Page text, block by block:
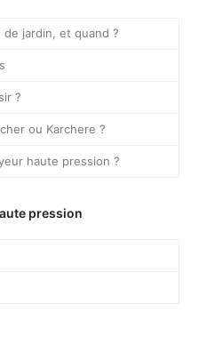
jardin, et quand ?
?
ou Karchere ?
haute pression ?
pression